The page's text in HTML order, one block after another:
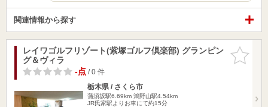
関連情報から探す
お気に入
りに追加
レイワゴルフリゾート(紫塚ゴルフ倶楽部) グランピン
グ＆ヴィラ
-点/ 0 件
栃木県 / さくら市
蒲須坂駅6.69km 鴻野山駅4.54km
JR氏家駅よりお車にて約15分